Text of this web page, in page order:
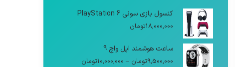
کنسول بازی سونی PlayStation 6
18,000,000تومان
ساعت هوشمند اپل واچ 9
9,500,000تومان –
10,000,000تومان